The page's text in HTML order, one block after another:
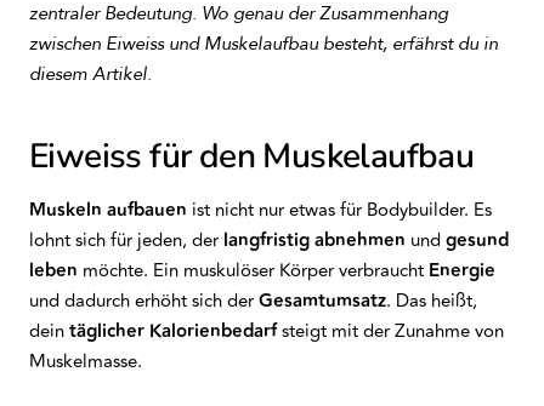
zentraler Bedeutung. Wo genau der Zusammenhang
zwischen Eiweiss und Muskelaufbau besteht, erfährst du in
diesem Artikel.
Eiweiss für den Muskelaufbau
Muskeln aufbauen ist nicht nur etwas für Bodybuilder. Es
lohnt sich für jeden, der langfristig abnehmen undgesund
leben möchte. Ein muskulöser Körper verbraucht Energie
und dadurch erhöht sich derGesamtumsatz. Das heißt,
deintäglicher Kalorienbedarfsteigt mit der Zunahme von
Muskelmasse.